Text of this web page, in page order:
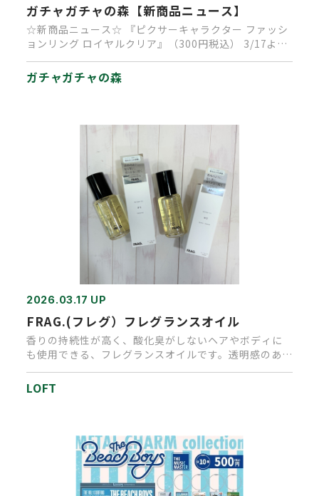
ガチャガチャの森【新商品ニュース】
☆新商品ニュース☆ 『ピクサーキャラクター ファッシ
ョンリング ロイヤルクリア』（300円税込） 3/17より
ガチャガチャの森
2026.03.17 UP
FRAG.(フレグ）フレグランスオイル
香りの持続性が高く、酸化臭がしないヘアやボディに
も使用できる、フレグランスオイルです。透明感のある
LOFT